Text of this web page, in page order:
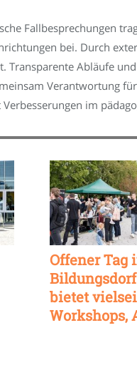
Fallbesprechungen
bei. Durch
Abläufe
Verantwortung
im
Offener Tag
bietet
Workshops,